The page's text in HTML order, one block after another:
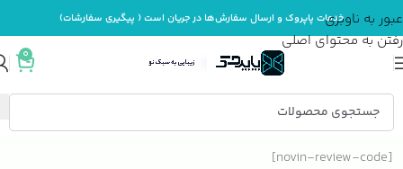
عبور به ناوبری
رفتن به محتوای اصلی
خدمات پاپروک و ارسال سفارش‌ها در جریان است ( پیگیری سفارشات)
0
[novin-review-code]